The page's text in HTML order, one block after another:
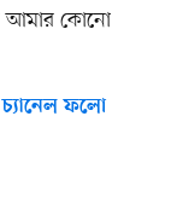
আমার কোনো
ফলো